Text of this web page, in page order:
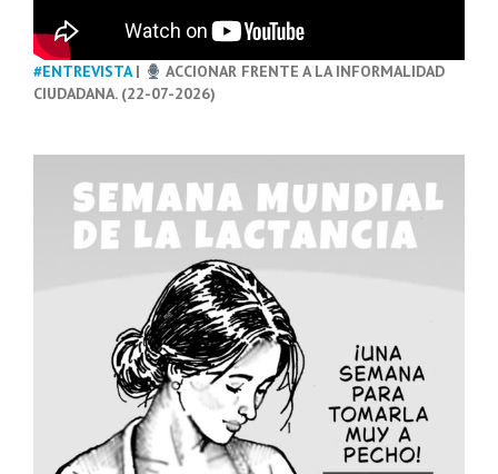
#ENTREVISTA|
ACCIONAR FRENTE A LA INFORMALIDAD
CIUDADANA. (22-07-2026)